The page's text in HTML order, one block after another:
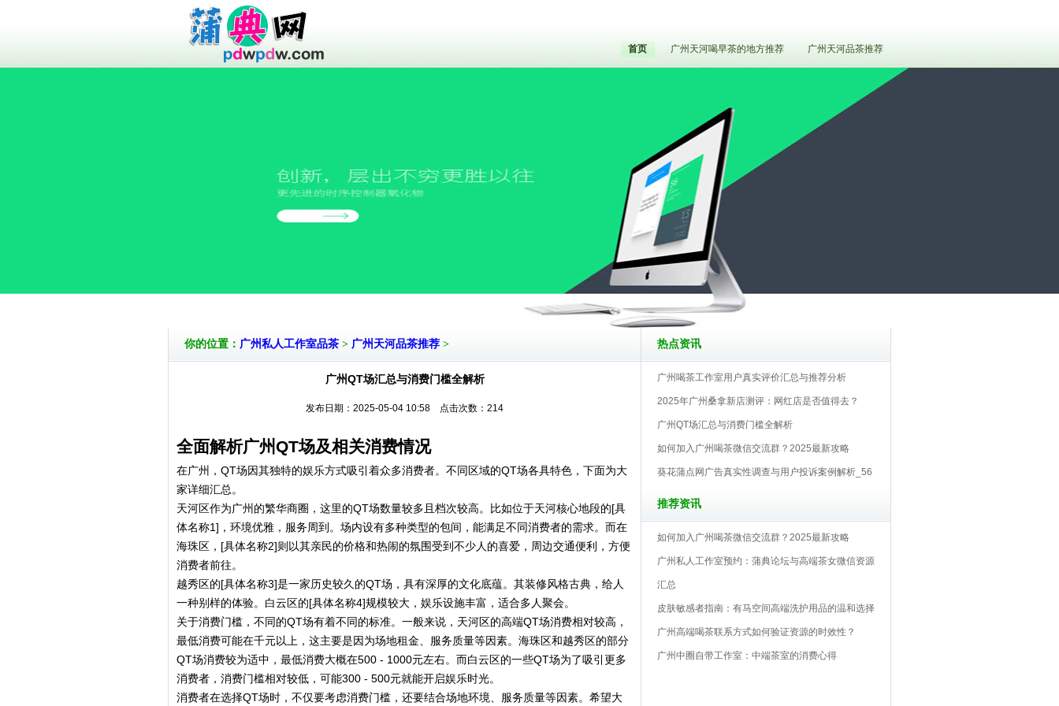
首页 广州天河喝早茶的地方推荐 广州天河品茶推荐
你的位置： 广州私人工作室品茶 > 广州天河品茶推荐 >
广州QT场汇总与消费门槛全解析
发布日期：2025-05-04 10:58 点击次数：214
全面解析广州QT场及相关消费情况
在广州，QT场因其独特的娱乐方式吸引着众多消费者。不同区域的QT场各具特色，下面为大
家详细汇总。
天河区作为广州的繁华商圈，这里的QT场数量较多且档次较高。比如位于天河核心地段的[具
体名称1]，环境优雅，服务周到。场内设有多种类型的包间，能满足不同消费者的需求。而在
海珠区，[具体名称2]则以其亲民的价格和热闹的氛围受到不少人的喜爱，周边交通便利，方便
消费者前往。
越秀区的[具体名称3]是一家历史较久的QT场，具有深厚的文化底蕴。其装修风格古典，给人
一种别样的体验。白云区的[具体名称4]规模较大，娱乐设施丰富，适合多人聚会。
关于消费门槛，不同的QT场有着不同的标准。一般来说，天河区的高端QT场消费相对较高，
最低消费可能在千元以上，这主要是因为场地租金、服务质量等因素。海珠区和越秀区的部分
QT场消费较为适中，最低消费大概在500 - 1000元左右。而白云区的一些QT场为了吸引更多
消费者，消费门槛相对较低，可能300 - 500元就能开启娱乐时光。
消费者在选择QT场时，不仅要考虑消费门槛，还要结合场地环境、服务质量等因素。希望大
热点资讯
广州喝茶工作室用户真实评价汇总与推荐分析
2025年广州桑拿新店测评：网红店是否值得去？
广州QT场汇总与消费门槛全解析
如何加入广州喝茶微信交流群？2025最新攻略
葵花蒲点网广告真实性调查与用户投诉案例解析_56
推荐资讯
如何加入广州喝茶微信交流群？2025最新攻略
广州私人工作室预约：蒲典论坛与高端茶女微信资源
汇总
皮肤敏感者指南：有马空间高端洗护用品的温和选择
广州高端喝茶联系方式如何验证资源的时效性？
‌广州中圈自带工作室‌：中端茶室的消费心得